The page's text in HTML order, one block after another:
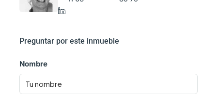
Preguntar por este inmueble
Nombre